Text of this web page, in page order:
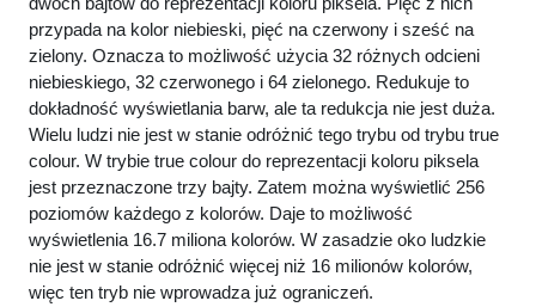
przypada na kolor niebieski, pięć na czerwony i sześć na
zielony. Oznacza to możliwość użycia 32 różnych odcieni
niebieskiego, 32 czerwonego i 64 zielonego. Redukuje to
dokładność wyświetlania barw, ale ta redukcja nie jest duża.
Wielu ludzi nie jest w stanie odróżnić tego trybu od trybu true
colour. W trybie true colour do reprezentacji koloru piksela
jest przeznaczone trzy bajty. Zatem można wyświetlić 256
poziomów każdego z kolorów. Daje to możliwość
wyświetlenia 16.7 miliona kolorów. W zasadzie oko ludzkie
nie jest w stanie odróżnić więcej niż 16 milionów kolorów,
więc ten tryb nie wprowadza już ograniczeń.